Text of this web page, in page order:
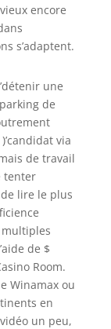
encore
s’adaptent.
une
de
via
de travail
tenter
lire le plus
de $
Room.
Winamax ou
en
un peu,